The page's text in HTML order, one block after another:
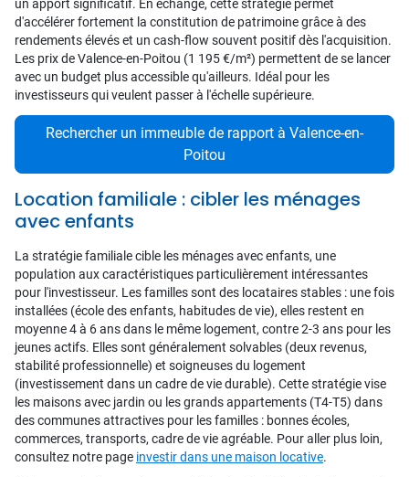
un apport significatif. En échange, cette stratégie permet
d'accélérer fortement la constitution de patrimoine grâce à des
rendements élevés et un cash-flow souvent positif dès l'acquisition.
Les prix de Valence-en-Poitou (1 195 €/m²) permettent de se lancer
avec un budget plus accessible qu'ailleurs. Idéal pour les
investisseurs qui veulent passer à l'échelle supérieure.
Rechercher un immeuble de rapport à Valence-en-
Poitou
Location familiale : cibler les ménages
avec enfants
La stratégie familiale cible les ménages avec enfants, une
population aux caractéristiques particulièrement intéressantes
pour l'investisseur. Les familles sont des locataires stables : une fois
installées (école des enfants, habitudes de vie), elles restent en
moyenne 4 à 6 ans dans le même logement, contre 2-3 ans pour les
jeunes actifs. Elles sont généralement solvables (deux revenus,
stabilité professionnelle) et soigneuses du logement
(investissement dans un cadre de vie durable). Cette stratégie vise
les maisons avec jardin ou les grands appartements (T4-T5) dans
des communes attractives pour les familles : bonnes écoles,
commerces, transports, cadre de vie agréable. Pour aller plus loin,
consultez notre page investir dans une maison locative.